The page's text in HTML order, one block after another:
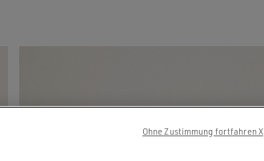
Ohne Zustimmung fortfahren X